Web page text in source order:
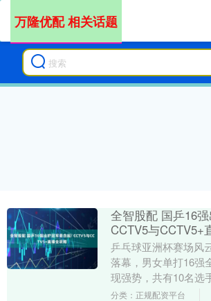
万隆优配 相关话题
全智股配 国乒16
CCTV5与CCTV5+
乒乓球亚洲杯赛场风
落幕，男女单打16强
现强势，共有10名选
宇和陈俊菘遗憾出局
分类：正规配资平台